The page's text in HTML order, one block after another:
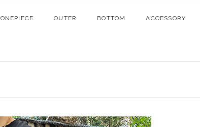
ONEPIECE OUTER BOTTOM ACCESSORY